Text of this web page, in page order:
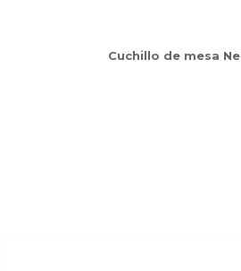
Cuchillo de mesa